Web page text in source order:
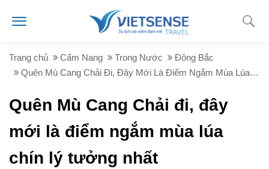
Trang chủ Cẩm Nang Trong Nước
Đông Bắc
Quên Mù Cang Chải Đi, Đây Mới Là Điểm Ngắm Mùa Lúa Chín Lý Tưởng Nhất
Quên Mù Cang Chải đi, đây
mới là điểm ngắm mùa lúa
chín lý tưởng nhất